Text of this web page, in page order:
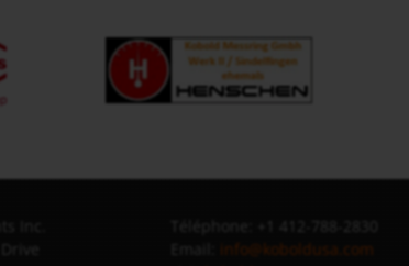
info@koboldusa.com